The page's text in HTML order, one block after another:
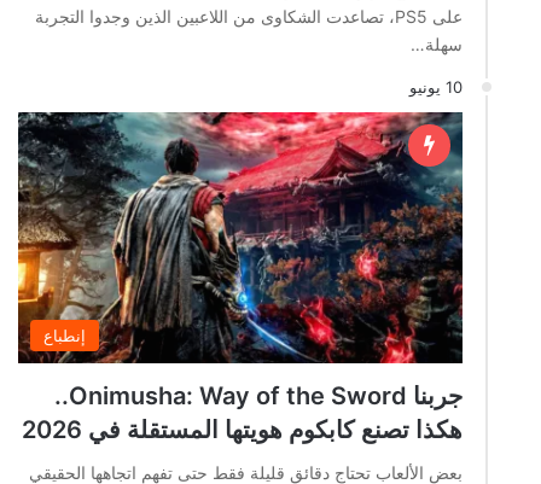
على PS5، تصاعدت الشكاوى من اللاعبين الذين وجدوا التجربة
سهلة…
10 يونيو
إنطباع
جربنا Onimusha: Way of the Sword..
هكذا تصنع كابكوم هويتها المستقلة في 2026
بعض الألعاب تحتاج دقائق قليلة فقط حتى تفهم اتجاهها الحقيقي